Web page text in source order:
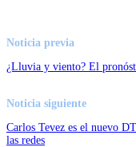
Noticia previa
¿Lluvia y viento? El
Noticia siguiente
Carlos Tevez es el nuevo
las redes